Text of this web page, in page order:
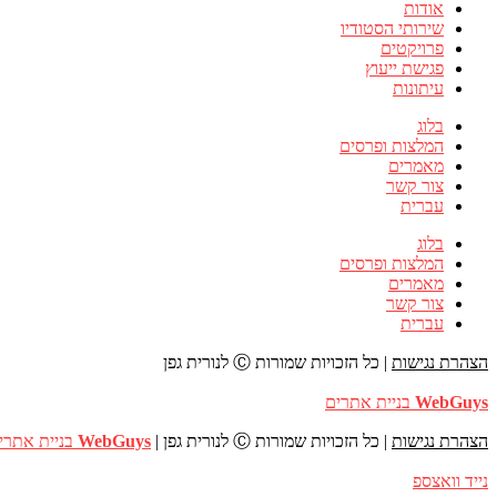
אודות
שירותי הסטודיו
פרויקטים
פגישת ייעוץ
עיתונות
בלוג
המלצות ופרסים
מאמרים
צור קשר
עברית
בלוג
המלצות ופרסים
מאמרים
צור קשר
עברית
הצהרת נגישות | כל הזכויות שמורות Ⓒ לנורית גפן
WebGuys בניית אתרים
הצהרת נגישות | כל הזכויות שמורות Ⓒ לנורית גפן | WebGuys בניית
נייד וואצספ